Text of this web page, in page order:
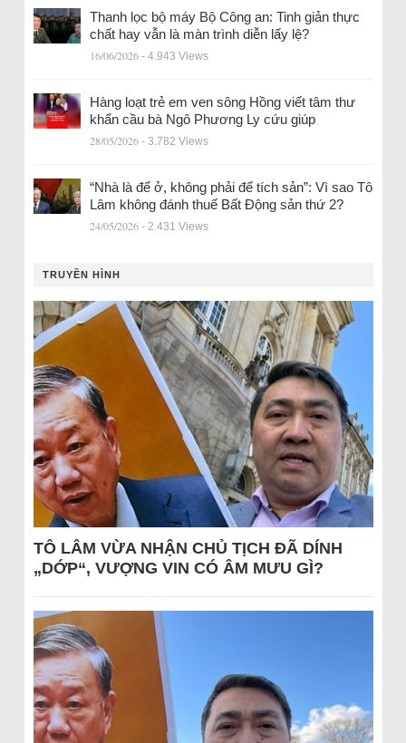
Thanh lọc bộ máy Bộ Công an: Tinh giản thực
chất hay vẫn là màn trình diễn lấy lệ?
16/06/2026 - 4.943 Views
Hàng loạt trẻ em ven sông Hồng viết tâm thư
khẩn cầu bà Ngô Phương Ly cứu giúp
28/05/2026 - 3.782 Views
“Nhà là để ở, không phải để tích sản”: Vì sao Tô
Lâm không đánh thuế Bất Động sản thứ 2?
24/05/2026 - 2.431 Views
TRUYỀN HÌNH
TÔ LÂM VỪA NHẬN CHỦ TỊCH ĐÃ DÍNH
„DỚP“, VƯỢNG VIN CÓ ÂM MƯU GÌ?